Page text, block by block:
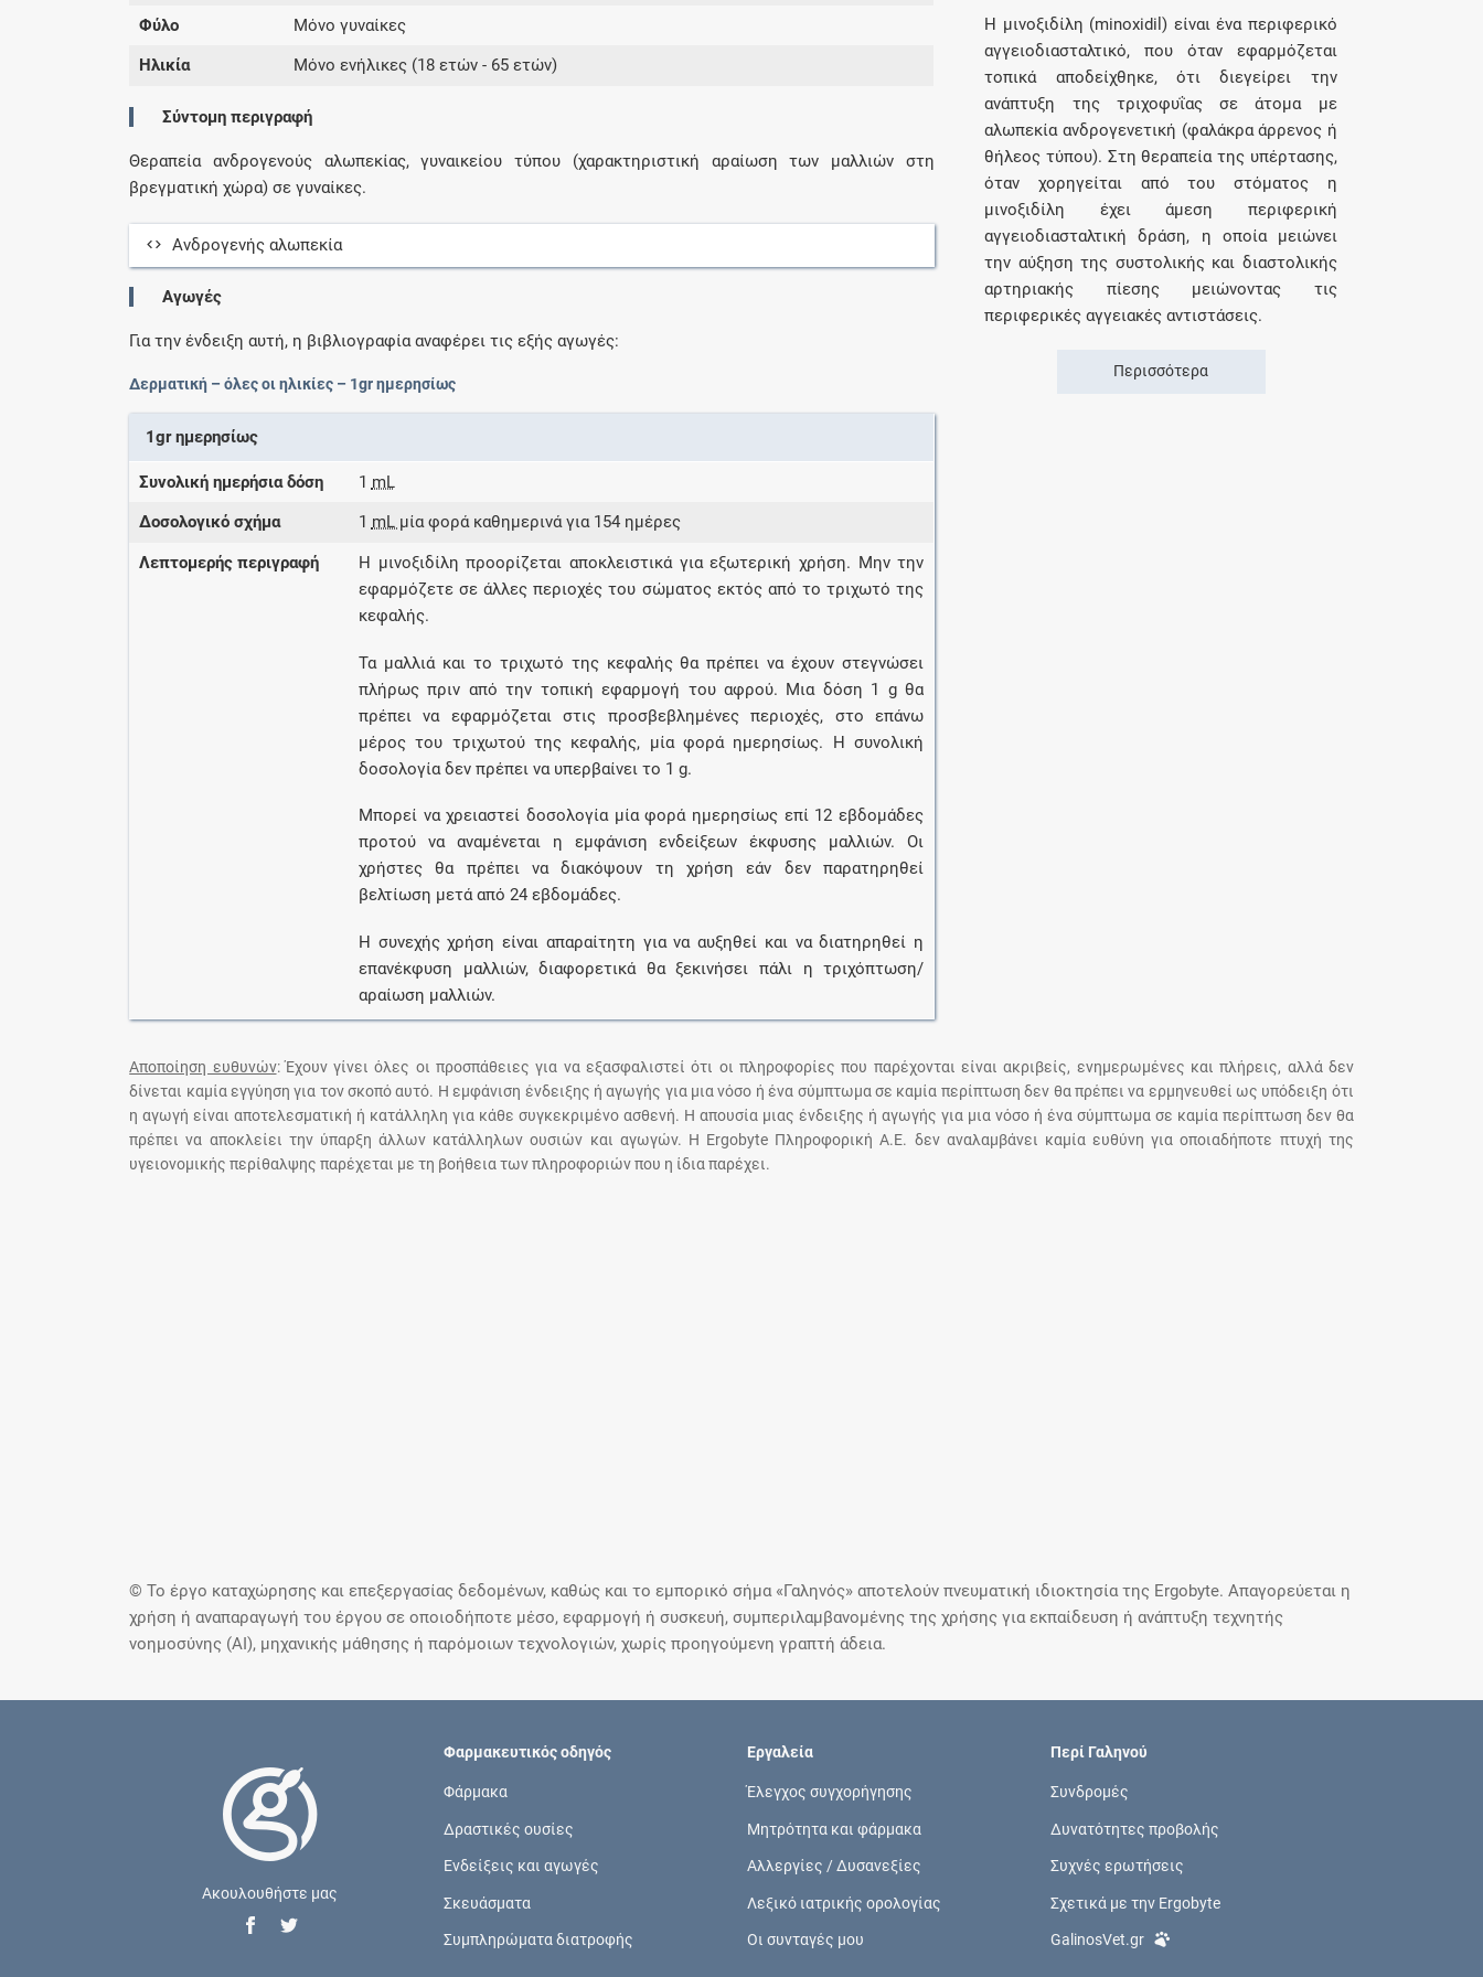
προγραμμάτων
νόσους, συμπτώματα και ιατρικές πράξεις
Γνωρίζατε ότι...
Μοιραζόμαστε μαζί σας γεγονότα της
πορείας του Galinos.gr από το 2011 μέχρι
σήμερα
Φύλο Μόνο γυναίκες
Ηλικία Μόνο ενήλικες (18 ετών - 65 ετών)
Σύντομη περιγραφή
Θεραπεία ανδρογενούς αλωπεκίας, γυναικείου τύπου (χαρακτηριστική αραίωση των μαλλιών στη
βρεγματική χώρα) σε γυναίκες.
Ανδρογενής αλωπεκία
Αγωγές
Για την ένδειξη αυτή, η βιβλιογραφία αναφέρει τις εξής αγωγές:
Δερματική – όλες οι ηλικίες – 1gr ημερησίως
1gr ημερησίως
Συνολική ημερήσια δόση 1 mL
Δοσολογικό σχήμα 1 mL μία φορά καθημερινά για 154 ημέρες
Λεπτομερής περιγραφή
Η μινοξιδίλη προορίζεται αποκλειστικά για εξωτερική χρήση. Μην την
εφαρμόζετε σε άλλες περιοχές του σώματος εκτός από το τριχωτό της
κεφαλής.
Τα μαλλιά και το τριχωτό της κεφαλής θα πρέπει να έχουν στεγνώσει
πλήρως πριν από την τοπική εφαρμογή του αφρού. Μια δόση 1 g θα
πρέπει να εφαρμόζεται στις προσβεβλημένες περιοχές, στο επάνω
μέρος του τριχωτού της κεφαλής, μία φορά ημερησίως. Η συνολική
δοσολογία δεν πρέπει να υπερβαίνει το 1 g.
Μπορεί να χρειαστεί δοσολογία μία φορά ημερησίως επί 12 εβδομάδες
προτού να αναμένεται η εμφάνιση ενδείξεων έκφυσης μαλλιών. Οι
χρήστες θα πρέπει να διακόψουν τη χρήση εάν δεν παρατηρηθεί
βελτίωση μετά από 24 εβδομάδες.
Η συνεχής χρήση είναι απαραίτητη για να αυξηθεί και να διατηρηθεί η
επανέκφυση μαλλιών, διαφορετικά θα ξεκινήσει πάλι η τριχόπτωση/
αραίωση μαλλιών.
Η μινοξιδίλη (minoxidil) είναι ένα περιφερικό
αγγειοδιασταλτικό, που όταν εφαρμόζεται
τοπικά αποδείχθηκε, ότι διεγείρει την
ανάπτυξη της τριχοφυΐας σε άτομα με
αλωπεκία ανδρογενετική (φαλάκρα άρρενος ή
θήλεος τύπου). Στη θεραπεία της υπέρτασης,
όταν χορηγείται από του στόματος η
μινοξιδίλη έχει άμεση περιφερική
αγγειοδιασταλτική δράση, η οποία μειώνει
την αύξηση της συστολικής και διαστολικής
αρτηριακής πίεσης μειώνοντας τις
περιφερικές αγγειακές αντιστάσεις.
Περισσότερα
Αποποίηση ευθυνών: Έχουν γίνει όλες οι προσπάθειες για να εξασφαλιστεί ότι οι πληροφορίες που παρέχονται είναι ακριβείς, ενημερωμένες και πλήρεις, αλλά δεν
δίνεται καμία εγγύηση για τον σκοπό αυτό. Η εμφάνιση ένδειξης ή αγωγής για μια νόσο ή ένα σύμπτωμα σε καμία περίπτωση δεν θα πρέπει να ερμηνευθεί ως υπόδειξη ότι
η αγωγή είναι αποτελεσματική ή κατάλληλη για κάθε συγκεκριμένο ασθενή. Η απουσία μιας ένδειξης ή αγωγής για μια νόσο ή ένα σύμπτωμα σε καμία περίπτωση δεν θα
πρέπει να αποκλείει την ύπαρξη άλλων κατάλληλων ουσιών και αγωγών. Η Ergobyte Πληροφορική Α.Ε. δεν αναλαμβάνει καμία ευθύνη για οποιαδήποτε πτυχή της
υγειονομικής περίθαλψης παρέχεται με τη βοήθεια των πληροφοριών που η ίδια παρέχει.
© Το έργο καταχώρησης και επεξεργασίας δεδομένων, καθώς και το εμπορικό σήμα «Γαληνός» αποτελούν πνευματική ιδιοκτησία της Ergobyte. Απαγορεύεται η
χρήση ή αναπαραγωγή του έργου σε οποιοδήποτε μέσο, εφαρμογή ή συσκευή, συμπεριλαμβανομένης της χρήσης για εκπαίδευση ή ανάπτυξη τεχνητής
νοημοσύνης (AI), μηχανικής μάθησης ή παρόμοιων τεχνολογιών, χωρίς προηγούμενη γραπτή άδεια.
Ακουλουθήστε μας
Φαρμακευτικός οδηγός
Φάρμακα
Δραστικές ουσίες
Ενδείξεις και αγωγές
Σκευάσματα
Συμπληρώματα διατροφής
Εργαλεία
Έλεγχος συγχορήγησης
Μητρότητα και φάρμακα
Αλλεργίες / Δυσανεξίες
Λεξικό ιατρικής ορολογίας
Οι συνταγές μου
Περί Γαληνού
Συνδρομές
Δυνατότητες προβολής
Συχνές ερωτήσεις
Σχετικά με την Ergobyte
GalinosVet.gr